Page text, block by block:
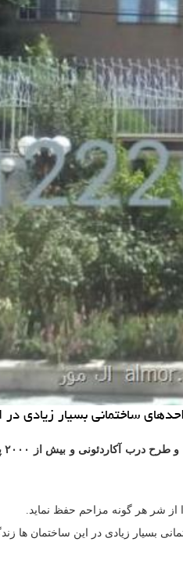
ساختمانی بسیار زیادی
از شر هر گونه مزاحم حفظ نماید.
بسیار زیادی در این ساختمان ها